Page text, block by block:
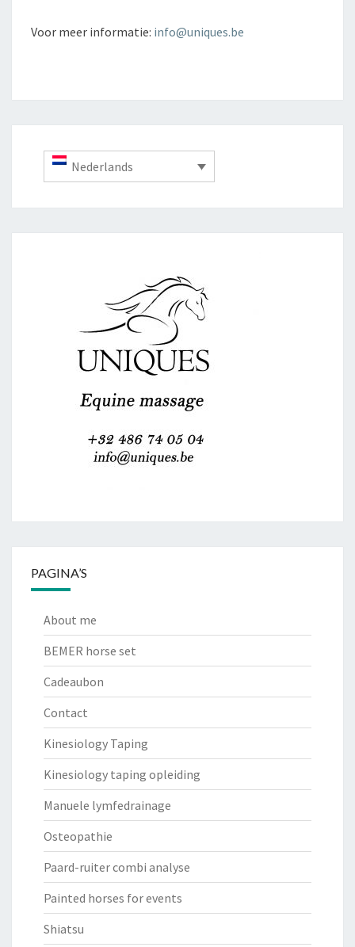
Voor meer informatie: info@uniques.be
Nederlands
PAGINA’S
About me
BEMER horse set
Cadeaubon
Contact
Kinesiology Taping
Kinesiology taping opleiding
Manuele lymfedrainage
Osteopathie
Paard-ruiter combi analyse
Painted horses for events
Shiatsu